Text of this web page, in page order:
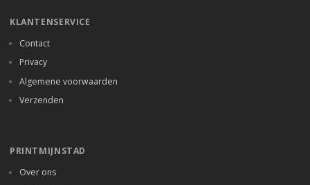
KLANTENSERVICE
Contact
Privacy
Algemene voorwaarden
Verzenden
PRINTMIJNSTAD
Over ons